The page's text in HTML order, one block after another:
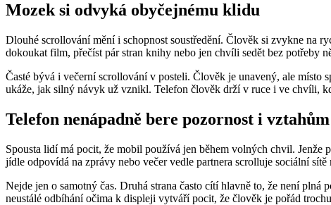
Mozek si odvyká obyčejnému klidu
Dlouhé scrollování mění i schopnost soustředění. Člověk si zvykne na
dokoukat film, přečíst pár stran knihy nebo jen chvíli sedět bez potřeby
Časté bývá i večerní scrollování v posteli. Člověk je unavený, ale místo
ukáže, jak silný návyk už vznikl. Telefon člověk drží v ruce i ve chvíli,
Telefon nenápadně bere pozornost i vztahům
Spousta lidí má pocit, že mobil používá jen během volných chvil.
jídle odpovídá na zprávy nebo večer vedle partnera scrolluje sociální
Nejde jen o samotný čas. Druhá strana často cítí hlavně to, že není
neustálé odbíhání očima k displeji vytváří pocit, že člověk je pořád